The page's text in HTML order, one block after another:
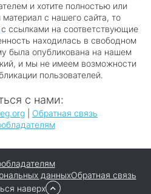
и хотите полностью или
с нашего сайта, то
ссылками на соответствующие
находилась в свободном
была опубликована на нашем
и мы не имеем возможности
пользователей.
с нами:
Обратная связь
данныхОбратная связь
наверх